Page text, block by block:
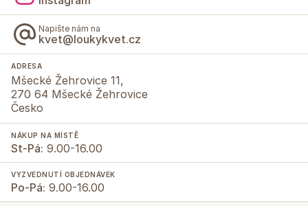
Napište nám na
kvet@loukykvet.cz
ADRESA
Mšecké Žehrovice 11,
270 64 Mšecké Žehrovice
Česko
NÁKUP NA MÍSTĚ
St-Pá: 9.00-16.00
VYZVEDNUTÍ OBJEDNÁVEK
Po-Pá: 9.00-16.00